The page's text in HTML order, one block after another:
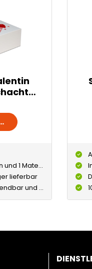
1 Materialfarbe
lieferbar
100% recycelbar